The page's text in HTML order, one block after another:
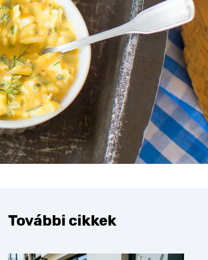
További cikkek